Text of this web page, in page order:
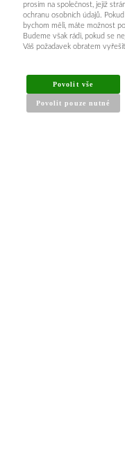
prosím na společnost, jejíž
ochranu osobních údajů.
bychom měli, máte možnost
Budeme však rádi, pokud se
Váš požadavek obratem vyřešit.
Povolit vše
Povolit pouze nutné